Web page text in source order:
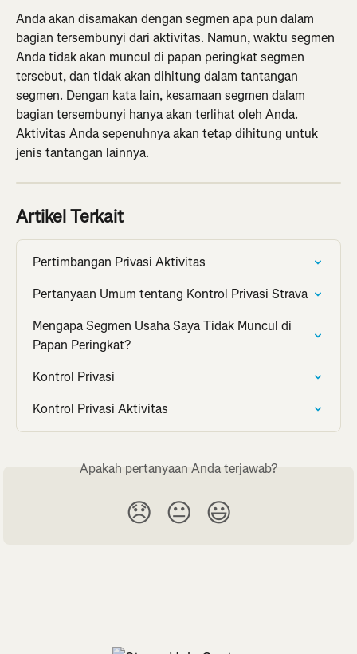
Anda akan disamakan dengan segmen apa pun dalam
bagian tersembunyi dari aktivitas. Namun, waktu segmen
Anda tidak akan muncul di papan peringkat segmen
tersebut, dan tidak akan dihitung dalam tantangan
segmen. Dengan kata lain, kesamaan segmen dalam
bagian tersembunyi hanya akan terlihat oleh Anda.
Aktivitas Anda sepenuhnya akan tetap dihitung untuk
jenis tantangan lainnya.
Artikel Terkait
Pertimbangan Privasi Aktivitas
Pertanyaan Umum tentang Kontrol Privasi Strava
Mengapa Segmen Usaha Saya Tidak Muncul di
Papan Peringkat?
Kontrol Privasi
Kontrol Privasi Aktivitas
Apakah pertanyaan Anda terjawab?
😞 😐 😃